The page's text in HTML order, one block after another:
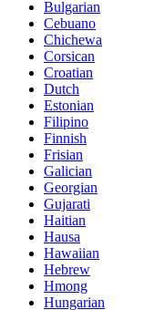
Bulgarian
Cebuano
Chichewa
Corsican
Croatian
Dutch
Estonian
Filipino
Finnish
Frisian
Galician
Georgian
Gujarati
Haitian
Hausa
Hawaiian
Hebrew
Hmong
Hungarian